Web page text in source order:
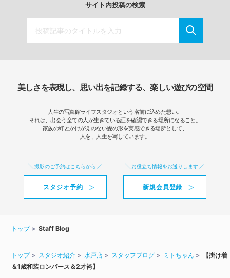
サイト内投稿の検索
美しさを表現し、思い出を記録する、楽しい遊びの空間
人生の写真館ライフスタジオという名前に込めた想い。
それは、出会う全ての人が生きている証を確認できる場所になること。
家族の絆とかけがえのない愛の形を実感できる場所として、
人を、人生を写しています。
撮影のご予約はこちらから
スタジオ予約
お役立ち情報をお送りします
新規会員登録
トップ Staff Blog
トップ スタジオ紹介 水戸店 スタッフブログ ミトちゃん
【掛け着
＆1歳和装ロンパース＆2才袴】